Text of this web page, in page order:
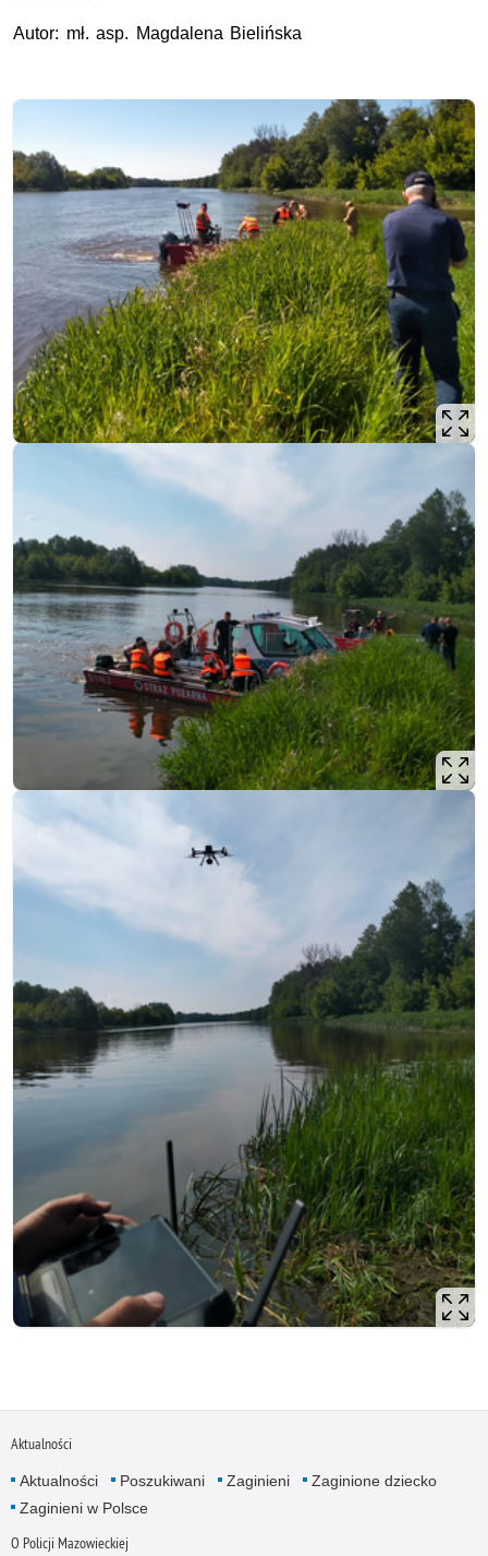
Autor: mł. asp. Magdalena Bielińska
Aktualności
Aktualności Poszukiwani Zaginieni
Zaginione dziecko
Zaginieni w Polsce
O Policji Mazowieckiej